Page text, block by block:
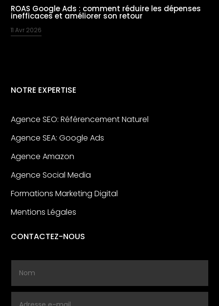
ROAS Google Ads : comment réduire les dépenses
inefficaces et améliorer son retour
11 Avr 2026
NOTRE EXPERTISE
Agence SEO: Référencement Naturel
Agence SEA: Google Ads
Agence Amazon
Agence Social Media
Formations Marketing Digital
Mentions Légales
CONTACTEZ-NOUS